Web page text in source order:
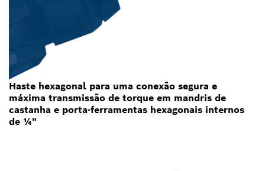
Haste hexagonal para uma conexão segura e
máxima transmissão de torque em mandris de
castanha e porta-ferramentas hexagonais internos
de ¼"